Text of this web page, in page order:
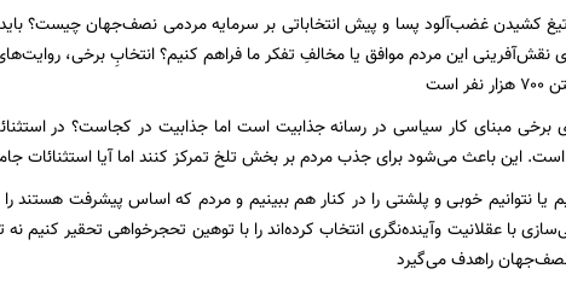
کشیدن غضب‌آلود پسا و پیش انتخاباتی بر سرمایه مردمی نصف‌جهان چیست؟
نقش‌آفرینی این مردم موافق یا مخالفِ تفکر ما فراهم کنیم؟ انتخابِ برخی،
است
مبنای کار سیاسی در رسانه جذابیت است اما جذابیت در کجاست؟ در
این باعث می‌شود برای جذب مردم بر بخش تلخ تمرکز کنند اما آیا استثنائات
یا نتوانیم خوبی و پلشتی را در کنار هم ببینیم و مردم که اساس پیشرفت هستند
با عقلانیت وآینده‌نگری انتخاب کرده‌اند را با توهین تحجرخواهی تحقیر کنیم
راهدف می‌گیرد